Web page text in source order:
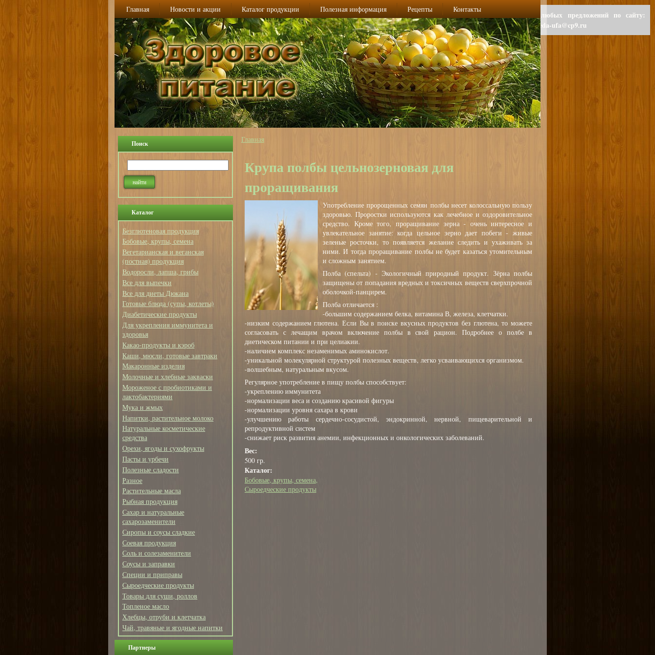
Главная Новости и акции Каталог продукции Полезная информация Рецепты Контакты
Поиск
Каталог
Безглютеновая продукция
Бобовые, крупы, семена
Вегетарианская и веганская
(постная) продукция
Водоросли, лапша, грибы
Все для выпечки
Все для диеты Дюкана
Готовые блюда (супы, котлеты)
Диабетические продукты
Для укрепления иммунитета и
здоровья
Какао-продукты и кэроб
Каши, мюсли, готовые завтраки
Макаронные изделия
Молочные и хлебные закваски
Мороженое с пробиотиками и
лактобактериями
Мука и жмых
Напитки, растительное молоко
Натуральные косметические
средства
Орехи, ягоды и сухофрукты
Пасты и урбечи
Полезные сладости
Разное
Растительные масла
Рыбная продукция
Сахар и натуральные
сахарозаменители
Сиропы и соусы сладкие
Соевая продукция
Соль и солезаменители
Соусы и заправки
Специи и приправы
Сыроедческие продукты
Товары для суши, роллов
Топленое масло
Хлебцы, отруби и клетчатка
Чай, травяные и ягодные напитки
Партнеры
Вы здесь
Главная
Крупа полбы цельнозерновая для
проращивания
Употребление пророщенных семян полбы несет колоссальную пользу
здоровью. Проростки используются как лечебное и оздоровительное
средство. Кроме того, проращивание зерна - очень интересное и
увлекательное занятие: когда цельное зерно дает побеги - живые
зеленые росточки, то появляется желание следить и ухаживать за
ними. И тогда проращивание полбы не будет казаться утомительным
и сложным занятием.
Полба (спельта) - Экологичный природный продукт. Зёрна полбы
защищены от попадания вредных и токсичных веществ сверхпрочной
оболочкой-панцирем.
Полба отличается :
-большим содержанием белка, витамина В, железа, клетчатки.
-низким содержанием глютена. Если Вы в поиске вкусных продуктов без глютена, то можете
согласовать с лечащим врачом включение полбы в свой рацион. Подробнее о полбе в
диетическом питании и при целиакии.
-наличием комплекс незаменимых аминокислот.
-уникальной молекулярной структурой полезных веществ, легко усваивающихся организмом.
-волшебным, натуральным вкусом.
Регулярное употребление в пищу полбы способствует:
-укреплению иммунитета
-нормализации веса и созданию красивой фигуры
-нормализации уровня сахара в крови
-улучшению работы сердечно-сосудистой, эндокринной, нервной, пищеварительной и
репродуктивной систем
-снижает риск развития анемии, инфекционных и онкологических заболеваний.
Вес:
500 гр.
Каталог:
Бобовые, крупы, семена
Сыроедческие продукты
Для любых предложений по сайту:
polzaeda-ufa@cp9.ru